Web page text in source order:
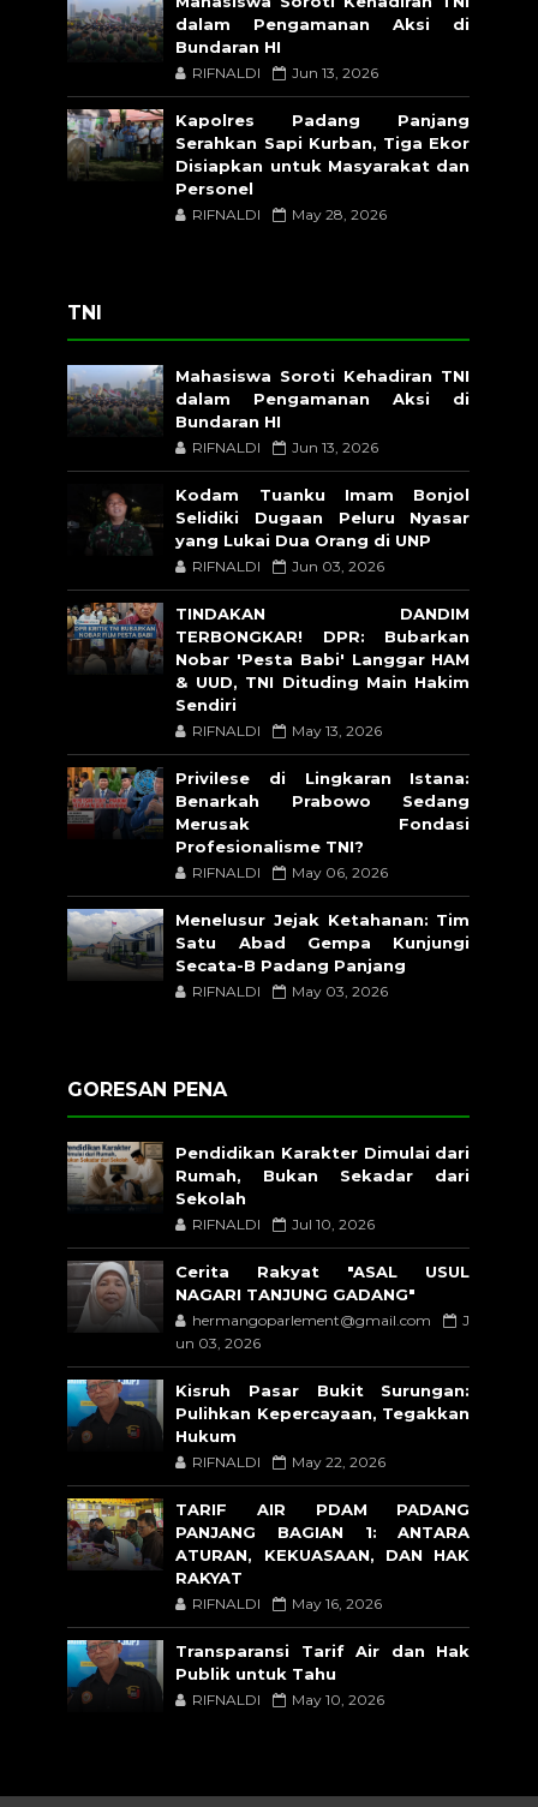
dalam Pengamanan Aksi di
Bundaran HI
RIFNALDI Jun 13, 2026
Kapolres Padang Panjang
Serahkan Sapi Kurban, Tiga Ekor
Disiapkan untuk Masyarakat dan
Personel
RIFNALDI May 28, 2026
TNI
Mahasiswa Soroti Kehadiran TNI
dalam Pengamanan Aksi di
Bundaran HI
RIFNALDI Jun 13, 2026
Kodam Tuanku Imam Bonjol
Selidiki Dugaan Peluru Nyasar
yang Lukai Dua Orang di UNP
RIFNALDI Jun 03, 2026
TINDAKAN DANDIM
TERBONGKAR! DPR: Bubarkan
Nobar 'Pesta Babi' Langgar HAM
& UUD, TNI Dituding Main Hakim
Sendiri
RIFNALDI May 13, 2026
Privilese di Lingkaran Istana:
Benarkah Prabowo Sedang
Merusak Fondasi
Profesionalisme TNI?
RIFNALDI May 06, 2026
Menelusur Jejak Ketahanan: Tim
Satu Abad Gempa Kunjungi
Secata-B Padang Panjang
RIFNALDI May 03, 2026
GORESAN PENA
Pendidikan Karakter Dimulai dari
Rumah, Bukan Sekadar dari
Sekolah
RIFNALDI Jul 10, 2026
Cerita Rakyat "ASAL USUL
NAGARI TANJUNG GADANG"
hermangoparlement@gmail.com
J
un 03, 2026
Kisruh Pasar Bukit Surungan:
Pulihkan Kepercayaan, Tegakkan
Hukum
RIFNALDI May 22, 2026
TARIF AIR PDAM PADANG
PANJANG BAGIAN 1: ANTARA
ATURAN, KEKUASAAN, DAN HAK
RAKYAT
RIFNALDI May 16, 2026
Transparansi Tarif Air dan Hak
Publik untuk Tahu
RIFNALDI May 10, 2026